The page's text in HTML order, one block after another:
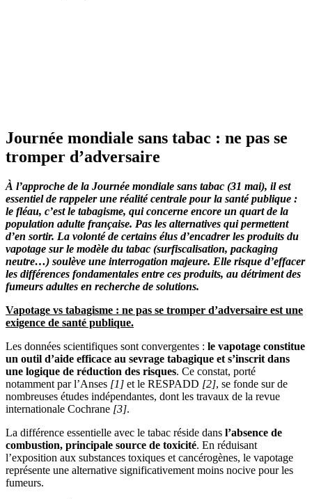
Journée mondiale sans tabac : ne pas se
tromper d’adversaire
À l’approche de la Journée mondiale sans tabac (31 mai), il est
essentiel de rappeler une réalité centrale pour la santé publique :
le fléau, c’est le tabagisme, qui concerne encore un quart de la
population adulte française. Pas les alternatives qui permettent
d’en sortir. La volonté de certains élus d’encadrer les produits du
vapotage sur le modèle du tabac (surfiscalisation, packaging
neutre…) soulève une interrogation majeure. Elle risque d’effacer
les différences fondamentales entre ces produits, au détriment des
fumeurs adultes en recherche de solutions.
Vapotage vs tabagisme : ne pas se tromper d’adversaire est une
exigence de santé publique.
Les données scientifiques sont convergentes : le vapotage constitue
un outil d’aide efficace au sevrage tabagique et s’inscrit dans
une logique de réduction des risques. Ce constat, porté
notamment par l’Anses [1] et le RESPADD [2], se fonde sur de
nombreuses études indépendantes, dont les travaux de la revue
internationale Cochrane [3].
La différence essentielle avec le tabac réside dans l’absence de
combustion, principale source de toxicité. En réduisant
l’exposition aux substances toxiques et cancérogènes, le vapotage
représente une alternative significativement moins nocive pour les
fumeurs.